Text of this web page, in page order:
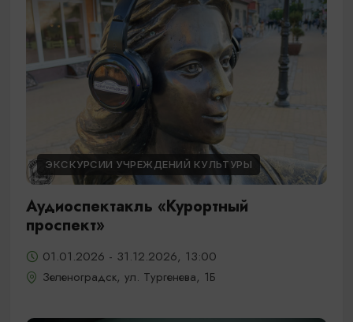
ЭКСКУРСИИ УЧРЕЖДЕНИЙ КУЛЬТУРЫ
Аудиоспектакль «Курортный
проспект»
01.01.2026 - 31.12.2026, 13:00
Зеленоградск, ул. Тургенева, 1Б